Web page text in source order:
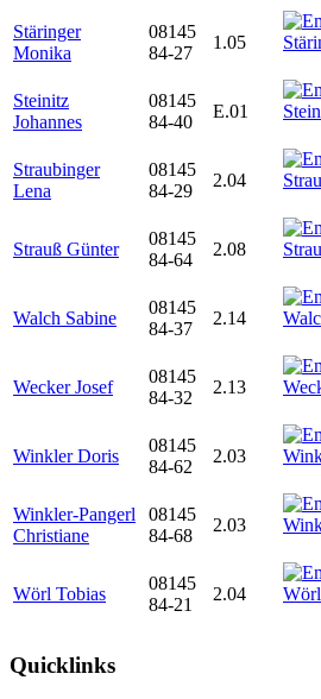
Stäringer
Monika
08145
84-27
1.05
Steinitz
Johannes
08145
84-40
E.01
Straubinger
Lena
08145
84-29
2.04
Strauß Günter
08145
84-64
2.08
Walch Sabine
08145
84-37
2.14
Wecker Josef
08145
84-32
2.13
Winkler Doris
08145
84-62
2.03
Winkler-Pangerl
Christiane
08145
84-68
2.03
Wörl Tobias
08145
84-21
2.04
Quicklinks